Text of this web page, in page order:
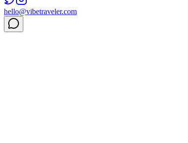
hello@vibetraveler.com